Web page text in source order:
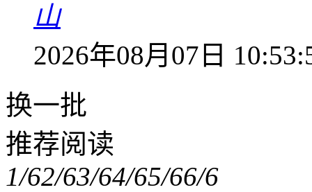
山
2026年08月07日
换一批
推荐阅读
1/62/63/64/65/66/6